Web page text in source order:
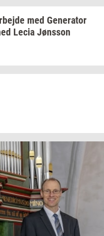
med Ge­ne­ra­tor
Lecia Jøns­son